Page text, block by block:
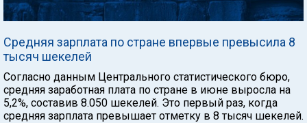
Средняя зарплата по стране впервые превысила 8
тысяч шекелей
Согласно данным Центрального статистического бюро,
средняя заработная плата по стране в июне выросла на
5,2%, составив 8.050 шекелей. Это первый раз, когда
средняя зарплата превышает отметку в 8 тысяч шекелей.